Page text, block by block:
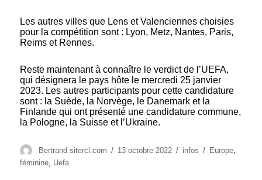
Les autres villes que Lens et Valenciennes choisies
pour la compétition sont : Lyon, Metz, Nantes, Paris,
Reims et Rennes.
Reste maintenant à connaître le verdict de l’UEFA,
qui désignera le pays hôte le mercredi 25 janvier
2023. Les autres participants pour cette candidature
sont : la Suède, la Norvège, le Danemark et la
Finlande qui ont présenté une candidature commune,
la Pologne, la Suisse et l’Ukraine.
Auteur
Bertrand sitercl.com
Publié
13 octobre 2022 Catégories
infos Étiquettes
Europe
féminine Uefa